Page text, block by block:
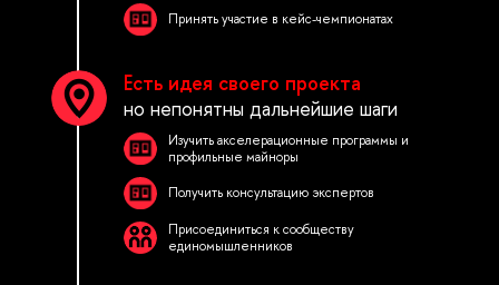
Принять участие в кейс-чемпионатах
Есть идея своего проекта
но непонятны дальнейшие шаги
Изучить акселерационные программы и
профильные майноры
Получить консультацию экспертов
Присоединиться к сообществу
единомышленников